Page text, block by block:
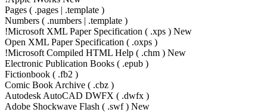
Pages ( .pages | .template )
Numbers ( .numbers | .template )
Microsoft XML Paper Specification ( .xps ) New!
Open XML Paper Specification ( .oxps )
Microsoft Compiled HTML Help ( .chm ) New!
Electronic Publication Books ( .epub )
Fictionbook ( .fb2 )
Comic Book Archive ( .cbz )
Autodesk AutoCAD DWFX ( .dwfx )
Adobe Shockwave Flash ( .swf ) New